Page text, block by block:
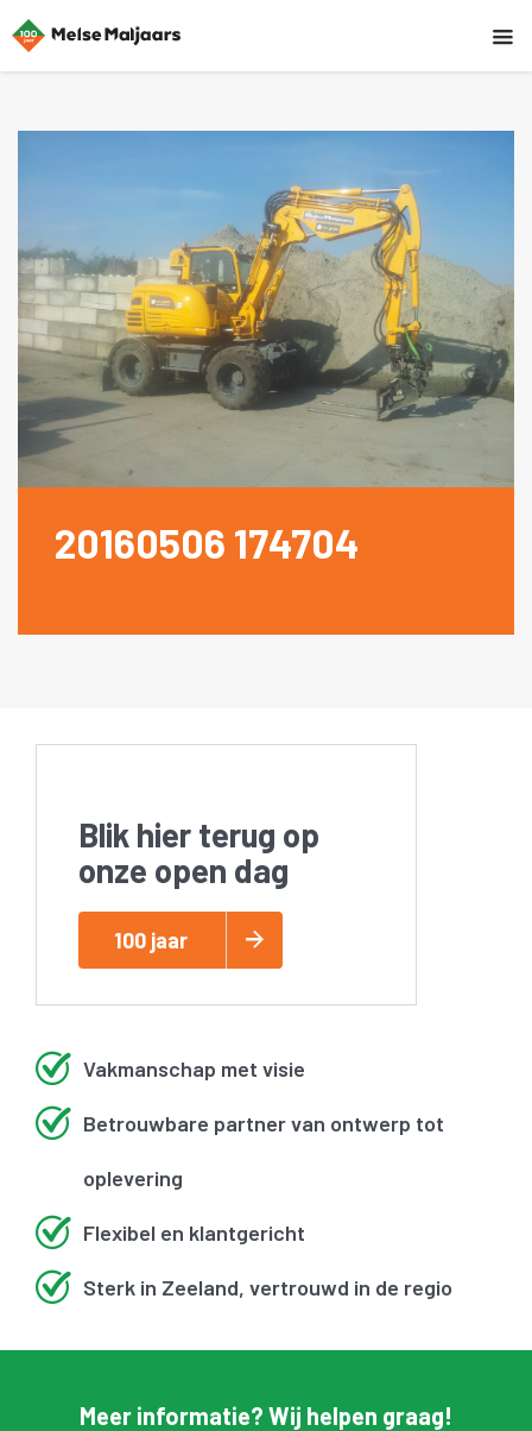
20160506 174704
Blik hier terug op
onze open dag
100 jaar
Vakmanschap met visie
Betrouwbare partner van ontwerp tot
oplevering
Flexibel en klantgericht
Sterk in Zeeland, vertrouwd in de regio
Meer informatie? Wij helpen graag!